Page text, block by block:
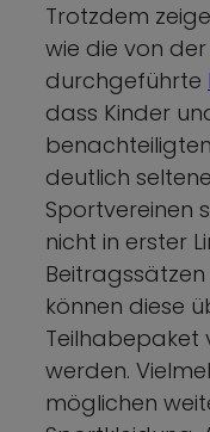
Trotzdem
wie die von
durchgeführte
dass Kinder
deutlich
Sportvereinen
nicht in erster
können diese
werden.
möglichen